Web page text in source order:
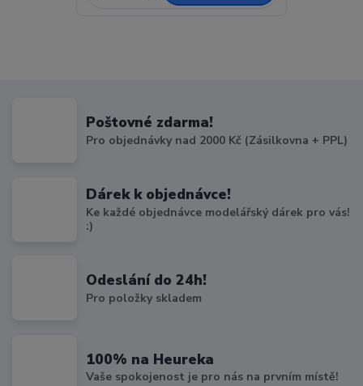
Poštovné zdarma!
Pro objednávky nad 2000 Kč (Zásilkovna + PPL)
Dárek k objednávce!
Ke každé objednávce modelářský dárek pro vás!
:)
Odeslání do 24h!
Pro položky skladem
100% na Heureka
Vaše spokojenost je pro nás na prvním místě!